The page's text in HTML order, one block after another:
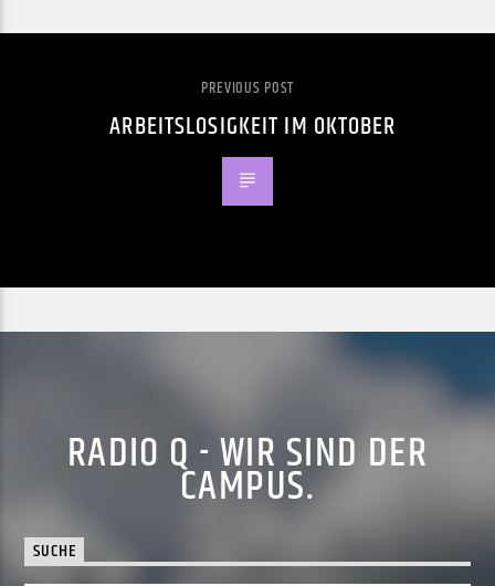
PREVIOUS POST
ARBEITSLOSIGKEIT IM OKTOBER
RADIO Q - WIR SIND DER
CAMPUS.
SUCHE